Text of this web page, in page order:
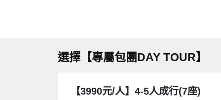
選擇【專屬包團DAY TOUR】
【3990元/人】4-5人成行(7座)